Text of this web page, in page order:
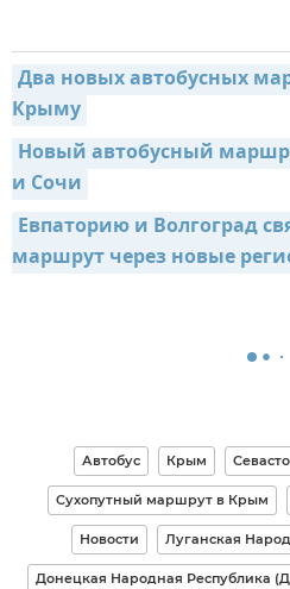
Два новых автобусных
Крыму
Новый автобусный
и Сочи
Евпаторию и Волгоград
маршрут через новые
Автобус Крым
Сухопутный маршрут в Крым
Новости Луганская
Донецкая Народная Республика